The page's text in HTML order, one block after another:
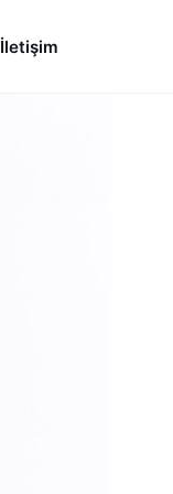
İletişim